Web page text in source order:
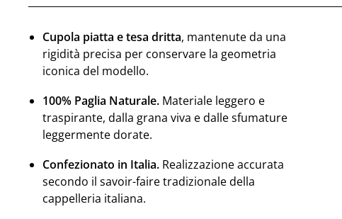
Cupola piatta e tesa dritta, mantenute da una
rigidità precisa per conservare la geometria
iconica del modello.
100% Paglia Naturale.Materiale leggero e
traspirante, dalla grana viva e dalle sfumature
leggermente dorate.
Confezionato in Italia.Realizzazione accurata
secondo il savoir-faire tradizionale della
cappelleria italiana.